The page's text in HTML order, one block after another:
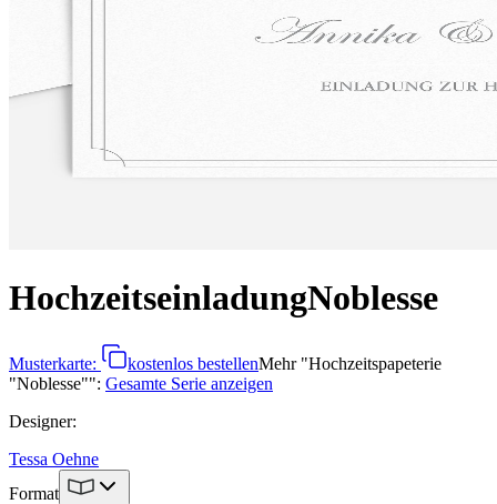
HochzeitseinladungNoblesse
Musterkarte: kostenlos bestellenMehr"Hochzeitspapeterie
"Noblesse"": Gesamte Serie anzeigen
Designer:
Tessa Oehne
Format